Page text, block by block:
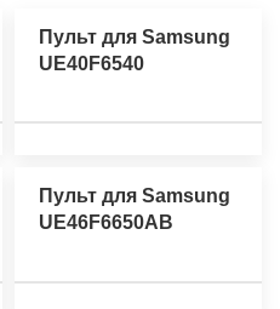
Пульт для Samsung
UE40F6540
Пульт для Samsung
UE46F6650AB